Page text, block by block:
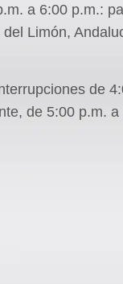
a 6:00 p.m.:
Limón,
de
de 5:00 p.m.